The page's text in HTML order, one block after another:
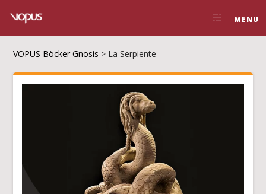
MENU
VOPUS Böcker Gnosis > La Serpiente